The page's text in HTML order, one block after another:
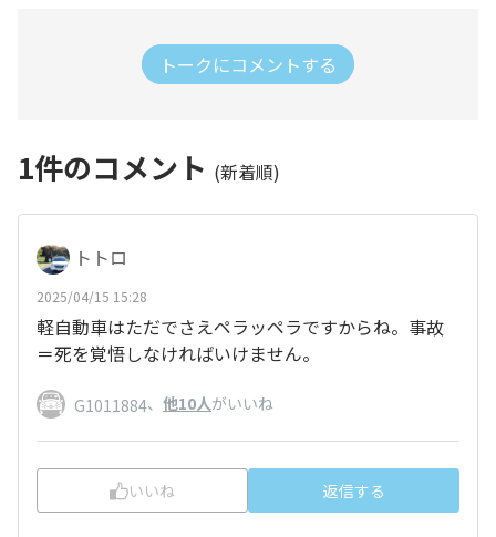
トークにコメントする
1件のコメント (新着順)
トトロ
2025/04/15 15:28
軽自動車はただでさえペラッペラですからね。事故
＝死を覚悟しなければいけません。
G1011884、 他10人がいいね
いいね 返信する